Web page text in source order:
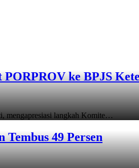
ke BPJS
mengapresiasi langkah Komite…
49 Persen